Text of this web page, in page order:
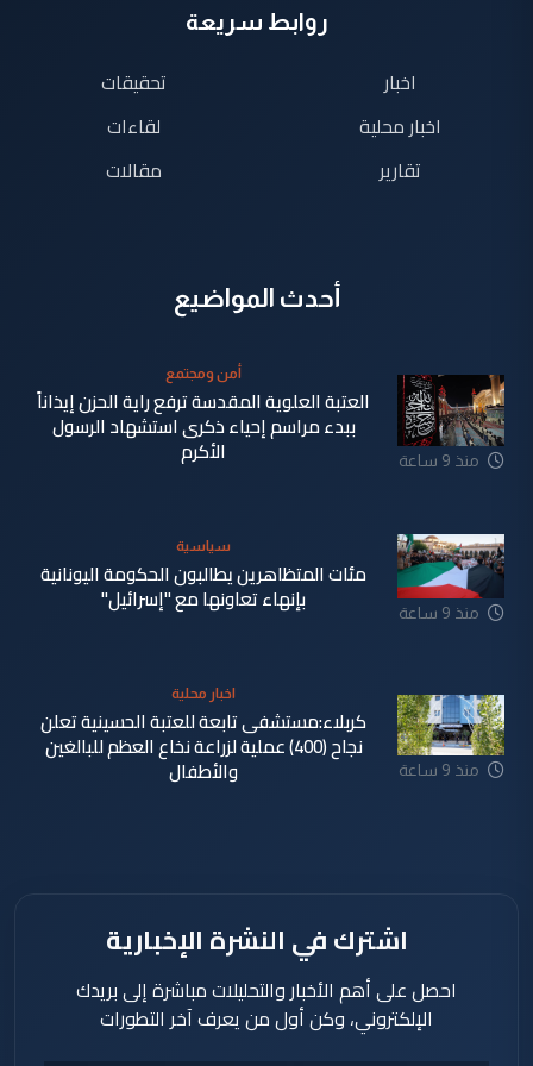
روابط سريعة
اخبار
اخبار محلية
تقارير
تحقيقات
لقاءات
مقالات
أحدث المواضيع
منذ 9 ساعة
أمن ومجتمع
العتبة العلوية المقدسة ترفع راية الحزن إيذاناً
ببدء مراسم إحياء ذكرى استشهاد الرسول
الأكرم
منذ 9 ساعة
سياسية
مئات المتظاهرين يطالبون الحكومة اليونانية
بإنهاء تعاونها مع "إسرائيل"
منذ 9 ساعة
اخبار محلية
كربلاء:مستشفى تابعة للعتبة الحسينية تعلن
نجاح (400) عملية لزراعة نخاع العظم للبالغين
والأطفال
اشترك في النشرة الإخبارية
احصل على أهم الأخبار والتحليلات مباشرة إلى بريدك
الإلكتروني، وكن أول من يعرف آخر التطورات